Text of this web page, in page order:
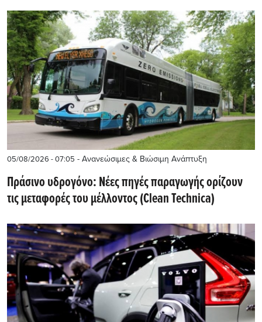
05/08/2026 - 07:05 - Ανανεώσιμες & Βιώσιμη Ανάπτυξη
Πράσινο υδρογόνο: Νέες πηγές παραγωγής ορίζουν
τις μεταφορές του μέλλοντος (Clean Technica)